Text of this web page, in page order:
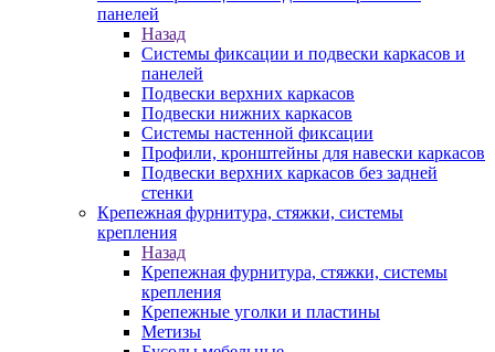
панелей
Назад
Системы фиксации и подвески каркасов и
панелей
Подвески верхних каркасов
Подвески нижних каркасов
Системы настенной фиксации
Профили, кронштейны для навески каркасов
Подвески верхних каркасов без задней
стенки
Крепежная фурнитура, стяжки, системы
крепления
Назад
Крепежная фурнитура, стяжки, системы
крепления
Крепежные уголки и пластины
Метизы